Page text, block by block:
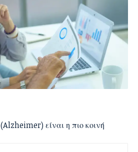
(Alzheimer) είναι η πιο κοινή